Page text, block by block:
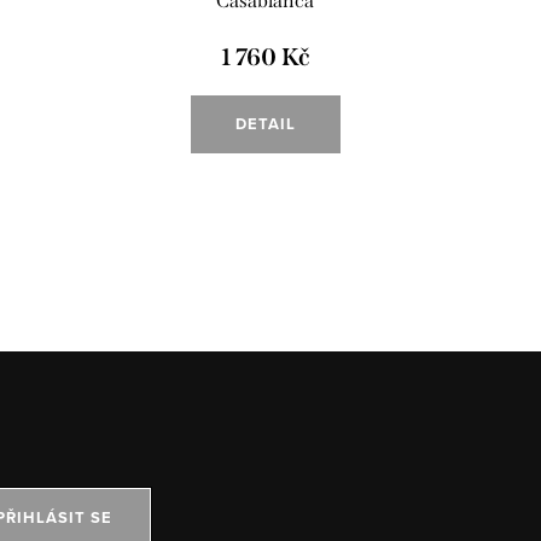
1 760 Kč
DETAIL
SE